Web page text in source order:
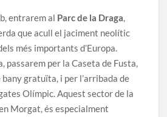
entrarem al Parc de la Draga,
que acull el jaciment neolític
més importants d’Europa.
passarem per la Caseta de Fusta,
bany gratuïta, i per l’arribada de
Olímpic. Aquest sector de la
Morgat, és especialment